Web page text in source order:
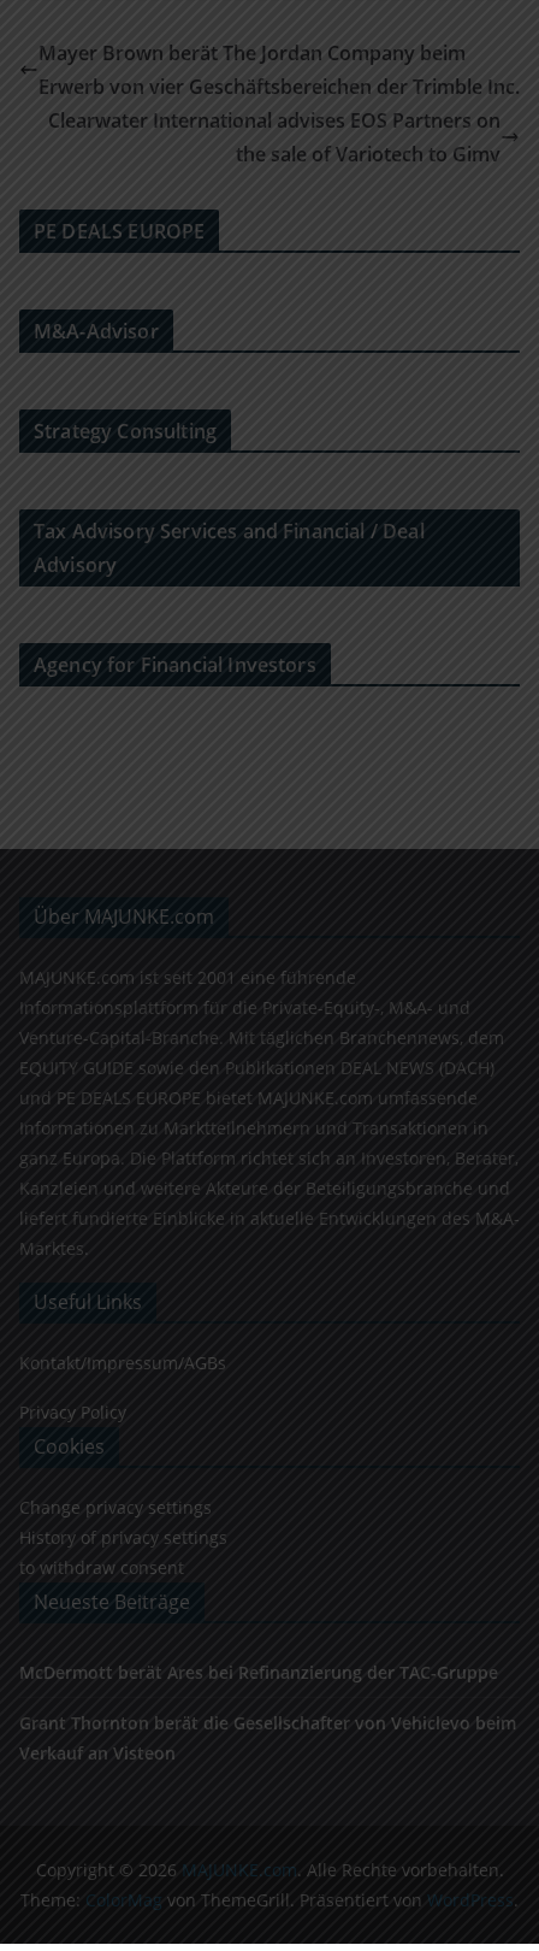
Mayer Brown berät The Jordan Company beim
Erwerb von vier Geschäftsbereichen der Trimble Inc.
Clearwater International advises EOS Partners on
the sale of Variotech to Gimv
PE DEALS EUROPE
M&A-Advisor
Strategy Consulting
Tax Advisory Services and Financial / Deal
Advisory
Agency for Financial Investors
Über MAJUNKE.com
MAJUNKE.com ist seit 2001 eine führende
Informationsplattform für die Private-Equity-, M&A- und
Venture-Capital-Branche. Mit täglichen Branchennews, dem
EQUITY GUIDE sowie den Publikationen DEAL NEWS (DACH)
und PE DEALS EUROPE bietet MAJUNKE.com umfassende
Informationen zu Marktteilnehmern und Transaktionen in
ganz Europa. Die Plattform richtet sich an Investoren, Berater,
Kanzleien und weitere Akteure der Beteiligungsbranche und
liefert fundierte Einblicke in aktuelle Entwicklungen des M&A-
Marktes.
Useful Links
Kontakt/Impressum/AGBs
Privacy Policy
Cookies
Change privacy settings
History of privacy settings
to withdraw consent
Neueste Beiträge
McDermott berät Ares bei Refinanzierung der TAC-Gruppe
Grant Thornton berät die Gesellschafter von Vehiclevo beim
Verkauf an Visteon
Copyright © 2026 MAJUNKE.com. Alle Rechte vorbehalten.
Theme: ColorMag von ThemeGrill. Präsentiert von WordPress.